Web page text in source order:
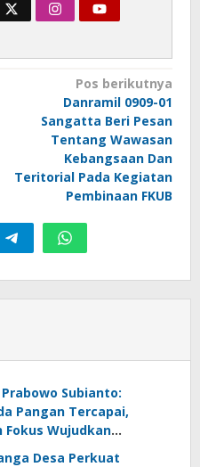
Pos berikutnya
Danramil 0909-01
Sangatta Beri Pesan
Tentang Wawasan
Kebangsaan Dan
Teritorial Pada Kegiatan
Pembinaan FKUB
Subianto:
Pangan Tercapai,
Fokus Wujudkan
Energi dan Air
Desa Perkuat